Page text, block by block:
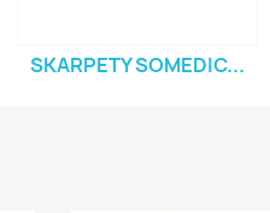
SKARPETY SOMEDIC...